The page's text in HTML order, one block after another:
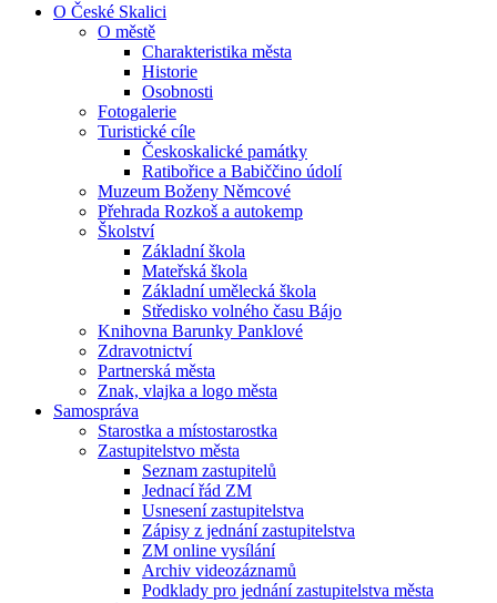
O České Skalici
O městě
Charakteristika města
Historie
Osobnosti
Fotogalerie
Turistické cíle
Českoskalické památky
Ratibořice a Babiččino údolí
Muzeum Boženy Němcové
Přehrada Rozkoš a autokemp
Školství
Základní škola
Mateřská škola
Základní umělecká škola
Středisko volného času Bájo
Knihovna Barunky Panklové
Zdravotnictví
Partnerská města
Znak, vlajka a logo města
Samospráva
Starostka a místostarostka
Zastupitelstvo města
Seznam zastupitelů
Jednací řád ZM
Usnesení zastupitelstva
Zápisy z jednání zastupitelstva
ZM online vysílání
Archiv videozáznamů
Podklady pro jednání zastupitelstva města